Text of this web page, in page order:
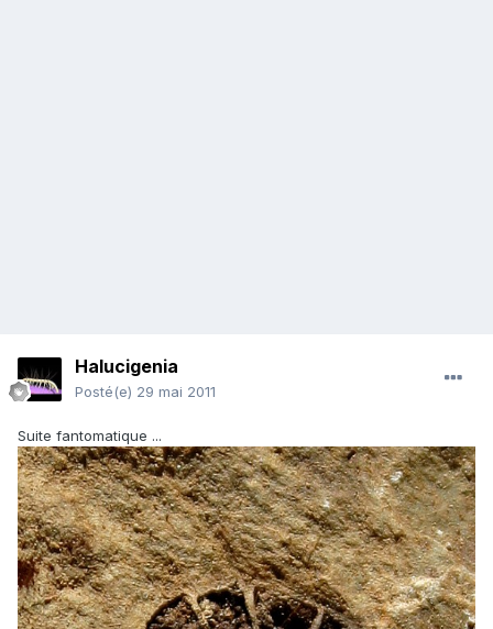
Halucigenia
Posté(e) 29 mai 2011
Suite fantomatique ...